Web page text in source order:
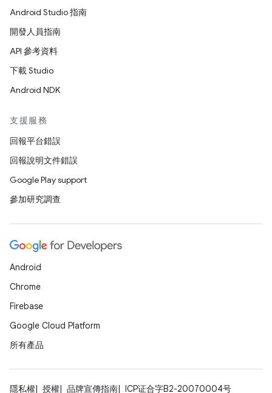
Android Studio 指南
開發人員指南
API 參考資料
下載 Studio
Android NDK
支援服務
回報平台錯誤
回報說明文件錯誤
Google Play support
參加研究調查
Android
Chrome
Firebase
Google Cloud Platform
所有產品
隱私權 授權 品牌宣傳指南 ICP证合字B2-20070004号